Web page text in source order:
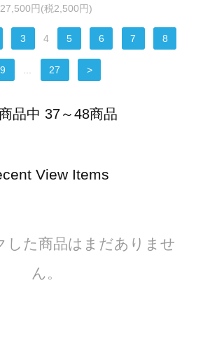
27,500円(税2,500円)
3 4 5 6 7 8
9 27 >
品中 37～48商品
View Items
した商品はまだありませ
ん。